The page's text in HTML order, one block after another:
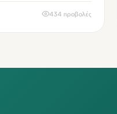
434 προβολές